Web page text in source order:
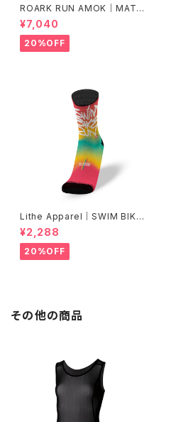
ROARK RUN AMOK｜MATHI
S CORE SS col.SUNBURST
¥7,040
20%OFF
Lithe Apparel｜SWIM BIKE
RUN [COLOR]
¥2,288
20%OFF
その他の商品